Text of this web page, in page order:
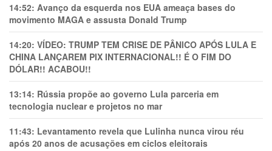
14:52: Avanço da esquerda nos EUA ameaça bases do
movimento MAGA e assusta Donald Trump
14:20: VÍDEO: TRUMP TEM CRlSE DE PÂNlCO APÓS LULA E
CHINA LANÇAREM PIX INTERNACIONAL!! É O FIM DO
DÓLAR!! ACABOU!!
13:14: Rússia propõe ao governo Lula parceria em
tecnologia nuclear e projetos no mar
11:43: Levantamento revela que Lulinha nunca virou réu
após 20 anos de acusações em ciclos eleitorais